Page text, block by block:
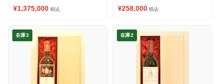
¥1,375,000 税込 ¥258,000 税込
在庫3 在庫2